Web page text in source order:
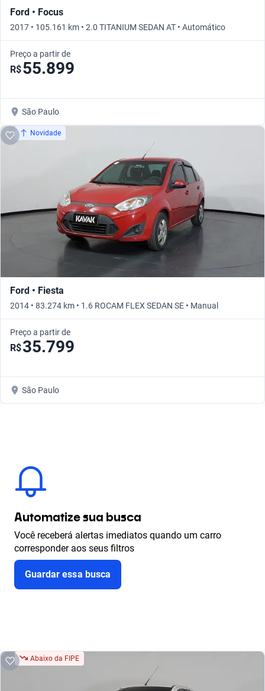
Ford • Focus
2017 • 105.161 km • 2.0 TITANIUM SEDAN AT • Automático
Preço a partir de
R$55.899
São Paulo
Novidade
Ford • Fiesta
2014 • 83.274 km • 1.6 ROCAM FLEX SEDAN SE • Manual
Preço a partir de
R$35.799
São Paulo
Automatize sua busca
Você receberá alertas imediatos quando um carro
corresponder aos seus filtros
Guardar essa busca
Abaixo da FIPE